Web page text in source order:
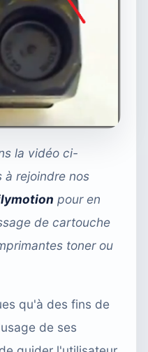
la vidéo ci-
à rejoindre nos
pour en
de cartouche
toner ou
qu'à des fins de
de ses